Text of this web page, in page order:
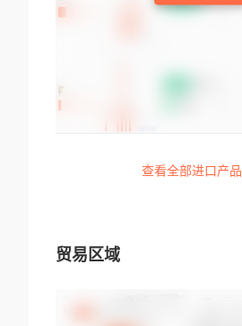
查看全部进口产品
贸易区域